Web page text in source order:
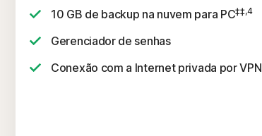
10 GB de backup na nuvem para PC‡‡,4
Gerenciador de senhas
Conexão com a Internet privada por VPN